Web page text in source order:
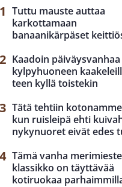
Tuttu mauste auttaa
karkottamaan
banaanikärpäset
Kaadoin
kylpyhuoneen
teen kyllä toistekin
Tätä tehtiin
kun ruisleipä ehti
nykynuoret eivät edes
Tämä vanha
klassikko on täyttävää
kotiruokaa